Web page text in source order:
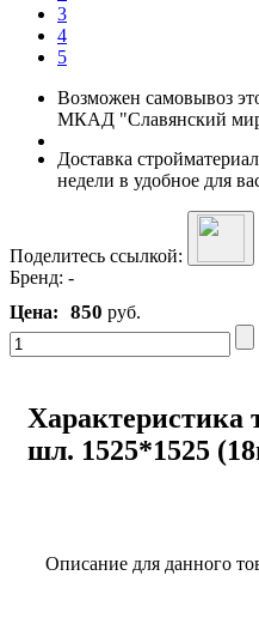
3
4
5
Возможен самовывоз
МКАД "Славянский
Доставка
недели в удобное для
Поделитесь ссылкой:
Бренд: -
Цена:
850 руб.
шл. 1525*1525
Описание для данного